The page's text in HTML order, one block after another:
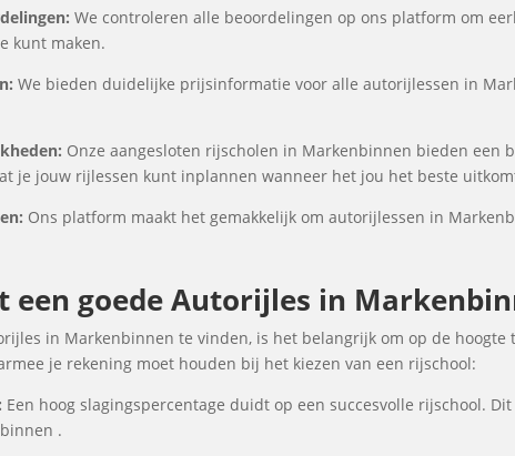
We controleren alle beoordelingen op ons platform om
kunt maken.
We bieden duidelijke prijsinformatie voor alle autorijlessen in
Onze aangesloten rijscholen in Markenbinnen bieden een
je jouw rijlessen kunt inplannen wanneer het jou het beste
Ons platform maakt het gemakkelijk om autorijlessen in
een goede Autorijles in
in Markenbinnen te vinden, is het belangrijk om op de
je rekening moet houden bij het kiezen van een rijschool:
Een hoog slagingspercentage duidt op een succesvolle rijschool.
.